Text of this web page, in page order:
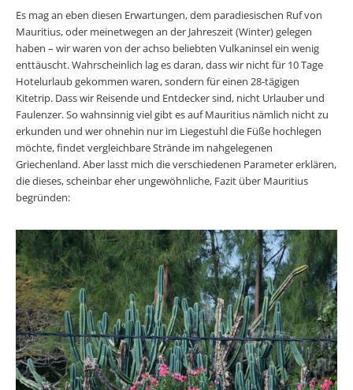
Es mag an eben diesen Erwartungen, dem paradiesischen Ruf von
Mauritius, oder meinetwegen an der Jahreszeit (Winter) gelegen
haben – wir waren von der achso beliebten Vulkaninsel ein wenig
enttäuscht. Wahrscheinlich lag es daran, dass wir nicht für 10 Tage
Hotelurlaub gekommen waren, sondern für einen 28-tägigen
Kitetrip. Dass wir Reisende und Entdecker sind, nicht Urlauber und
Faulenzer. So wahnsinnig viel gibt es auf Mauritius nämlich nicht zu
erkunden und wer ohnehin nur im Liegestuhl die Füße hochlegen
möchte, findet vergleichbare Strände im nahgelegenen
Griechenland. Aber lasst mich die verschiedenen Parameter erklären,
die dieses, scheinbar eher ungewöhnliche, Fazit über Mauritius
begründen: